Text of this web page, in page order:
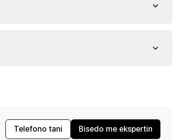
Telefono tani Bisedo me ekspertin